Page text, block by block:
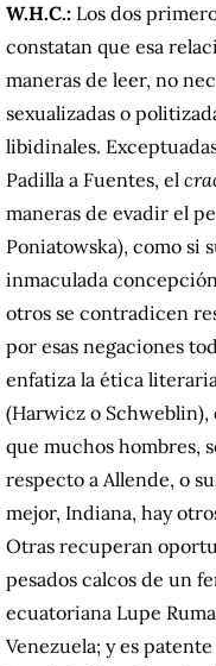
W.H.C.: Los dos
constatan que esa
maneras de leer, no
sexualizadas o
libidinales.
Padilla a Fuentes, el
maneras de evadir el
Poniatowska), como si
inmaculada
otros se contradicen
por esas negaciones
enfatiza la ética
(Harwicz o Schweblin),
que muchos hombres,
respecto a Allende, o
mejor, Indiana, hay
Otras recuperan
pesados calcos de un
ecuatoriana Lupe
Venezuela; y es